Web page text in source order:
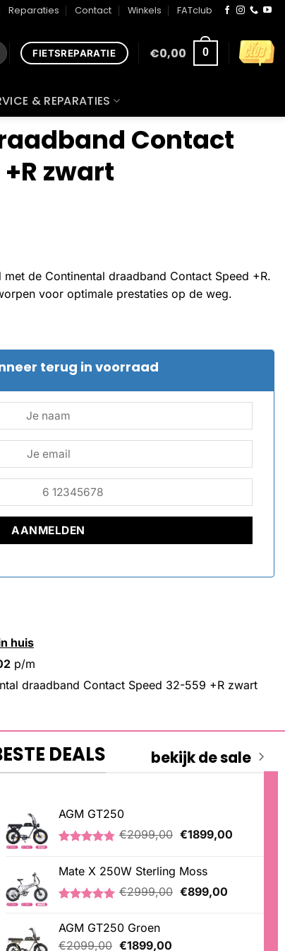
Reparaties Contact Winkels FATclub
FIETSREPARATIE €0,00 0
& REPARATIES
Contact
zwart
de Continental draadband Contact Speed +R.
voor optimale prestaties op de weg.
terug in voorraad
huis
p/m
draadband Contact Speed 32-559 +R zwart
DEALS bekijk de sale
AGM GT250
gebaseerd
op
klantbeoordelingen
€2099,00 Oorspronkelijke
€2099,00.
€1899,00Huidige
Mate X 250W Sterling Moss
5.00 op 5
gebaseerd
op
€2999,00 Oorspronkelijke
€899,00Huidige
AGM GT250 Groen
€2099,00 Oorspronkelijke
€1899,00Huidige